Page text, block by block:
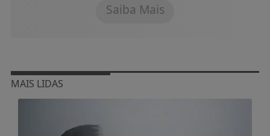
Saiba Mais
MAIS LIDAS